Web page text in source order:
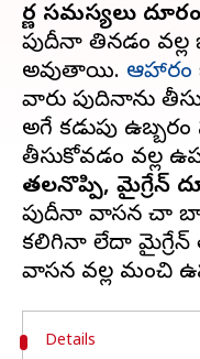
జీర్ణ సమస్యలు
పుదీనా తినడం వల్ల
అవుతాయి. ఆహారం
వారు పుదినాను
అలాగే కడుపు
తలనొప్పి, మైగ్రేన్
పుదీనా వాసన చాలా
కలిగినా లేదా మైగ్రేన్
Details